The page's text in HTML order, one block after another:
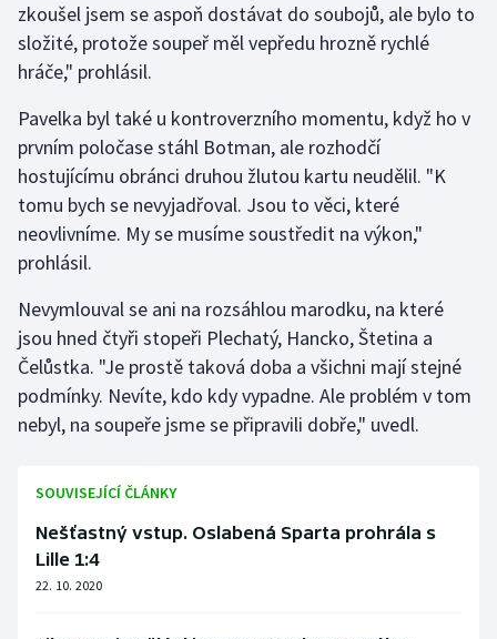
Sportovní střelba
Triatlon
Veslování
Vodní slalom
Volejbal
Ostatní
zkoušel jsem se aspoň dostávat do soubojů, ale bylo to
složité, protože soupeř měl vepředu hrozně rychlé
hráče," prohlásil.
Pavelka byl také u kontroverzního momentu, když ho v
prvním poločase stáhl Botman, ale rozhodčí
hostujícímu obránci druhou žlutou kartu neudělil. "K
tomu bych se nevyjadřoval. Jsou to věci, které
neovlivníme. My se musíme soustředit na výkon,"
prohlásil.
Nevymlouval se ani na rozsáhlou marodku, na které
jsou hned čtyři stopeři Plechatý, Hancko, Štetina a
Čelůstka. "Je prostě taková doba a všichni mají stejné
podmínky. Nevíte, kdo kdy vypadne. Ale problém v tom
nebyl, na soupeře jsme se připravili dobře," uvedl.
SOUVISEJÍCÍ ČLÁNKY
Nešťastný vstup. Oslabená Sparta prohrála s
Lille 1:4
22. 10. 2020